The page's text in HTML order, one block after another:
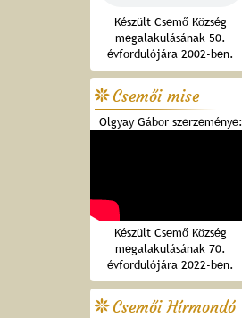
Készült Csemő Község
megalakulásának 50.
évfordulójára 2002-ben.
Csemői mise
Olgyay Gábor szerzeménye:
Készült Csemő Község
megalakulásának 70.
évfordulójára 2022-ben.
Csemői Hírmondó